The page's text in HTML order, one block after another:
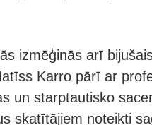
izmēģinās arī
Karro pārī ar
un starptautisko
skatītājiem noteikti